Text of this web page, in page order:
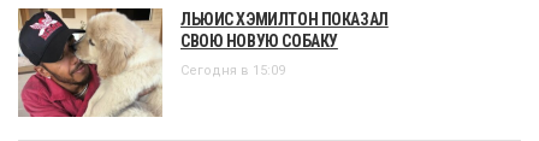
ЛЬЮИС ХЭМИЛТОН ПОКАЗАЛ
СВОЮ НОВУЮ СОБАКУ
Сегодня в 15:09